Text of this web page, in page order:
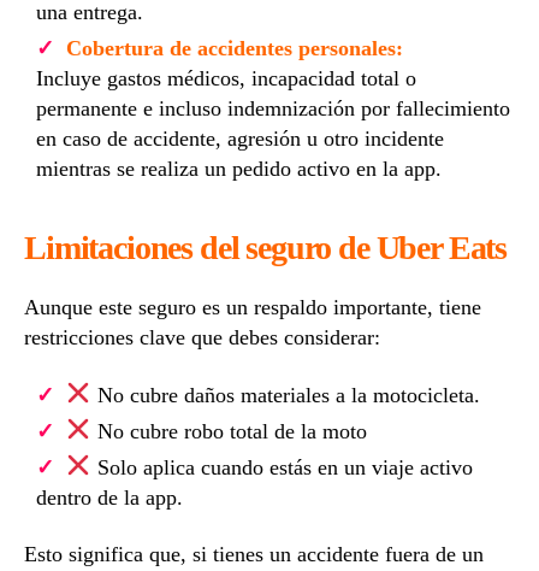
una entrega.
Cobertura de accidentes personales:
Incluye gastos médicos, incapacidad total o
permanente e incluso indemnización por fallecimiento
en caso de accidente, agresión u otro incidente
mientras se realiza un pedido activo en la app.
Limitaciones del seguro de Uber Eats
Aunque este seguro es un respaldo importante, tiene
restricciones clave que debes considerar:
No cubre daños materiales a la motocicleta.
No cubre robo total de la moto
Solo aplica cuando estás en un viaje activo
dentro de la app.
Esto significa que, si tienes un accidente fuera de un